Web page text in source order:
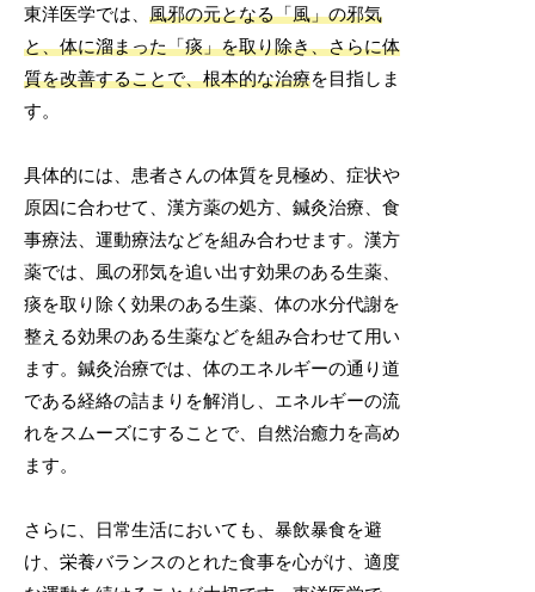
東洋医学では、風邪の元となる「風」の邪気
と、体に溜まった「痰」を取り除き、さらに体
質を改善することで、根本的な治療を目指しま
す。
具体的には、患者さんの体質を見極め、症状や
原因に合わせて、漢方薬の処方、鍼灸治療、食
事療法、運動療法などを組み合わせます。漢方
薬では、風の邪気を追い出す効果のある生薬、
痰を取り除く効果のある生薬、体の水分代謝を
整える効果のある生薬などを組み合わせて用い
ます。鍼灸治療では、体のエネルギーの通り道
である経絡の詰まりを解消し、エネルギーの流
れをスムーズにすることで、自然治癒力を高め
ます。
さらに、日常生活においても、暴飲暴食を避
け、栄養バランスのとれた食事を心がけ、適度